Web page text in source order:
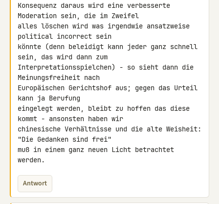
Konsequenz daraus wird eine verbesserte
Moderation sein, die im Zweifel
alles löschen wird was irgendwie ansatzweise
political incorrect sein
könnte (denn beleidigt kann jeder ganz schnell
sein, das wird dann zum
Interpretationsspielchen) - so sieht dann die
Meinungsfreiheit nach
Europäischen Gerichtshof aus; gegen das Urteil
kann ja Berufung
eingelegt werden, bleibt zu hoffen das diese
kommt - ansonsten haben wir
chinesische Verhältnisse und die alte Weisheit:
"Die Gedanken sind frei"
muß in einem ganz neuen Licht betrachtet
werden.
Antwort